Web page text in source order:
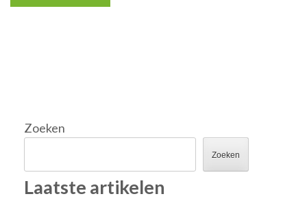
Zoeken
Zoeken
Laatste artikelen